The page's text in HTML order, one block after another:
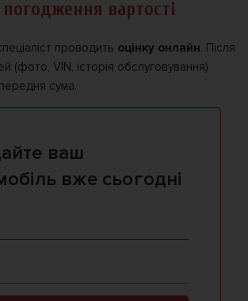
вартості
проводить оцінку онлайн. Після
(фото, VIN, історія обслуговування)
сума.
ваш
вже сьогодні